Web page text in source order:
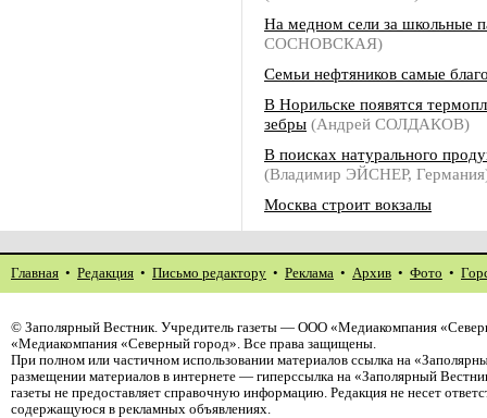
На медном сели за школьные
СОСНОВСКАЯ)
Семьи нефтяников самые
В Норильске появятся
зебры (Андрей СОЛДАКОВ)
В поисках натурального
(Владимир ЭЙСНЕР,
Москва строит вокзалы
Главная • Редакция • Письмо редактору • Реклама • Архив • Фото •
© Заполярный Вестник. Учредитель газеты — ООО «Медиакомпания
«Медиакомпания «Северный город». Все права защищены.
При полном или частичном использовании материалов ссылка на
размещении материалов в интернете — гиперссылка на «Заполярный
газеты не предоставляет справочную информацию. Редакция не несет
содержащуюся в рекламных объявлениях.